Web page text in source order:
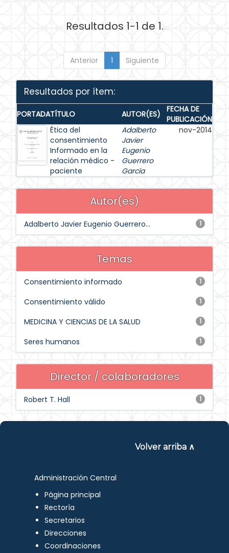
Resultados 1-1 de 1.
Anterior 1 Siguiente
Resultados por ítem:
PORTADATÍTULO AUTOR(ES)
FECHA DE
PUBLICACIÓN
Ética del
consentimiento
Informado en la
relación médico -
paciente
Adalberto
Javier
Eugenio
Guerrero
García
nov-2014
Autor(es)
1
Adalberto Javier Eugenio Guerrero...
Temas
1
Consentimiento informado
1
Consentimiento válido
1
MEDICINA Y CIENCIAS DE LA SALUD
1
Seres humanos
Director / colaboradores
1
Robert T. Hall
Volver arriba ∧
Administración Central
Página principal
Rectoría
Secretarios
Direcciones
Coordinaciones